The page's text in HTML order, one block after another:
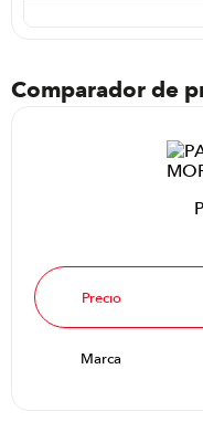
Comparador de
Precio
Marca